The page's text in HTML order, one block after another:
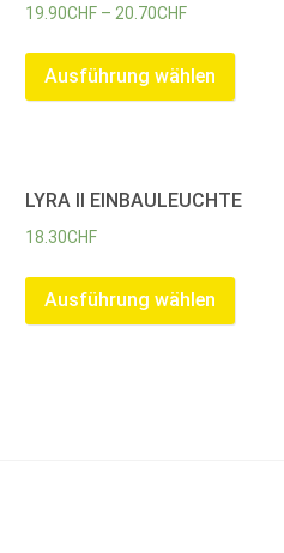
19.90CHF– 20.70CHF
Ausführung wählen
LYRA II EINBAULEUCHTE
18.30CHF
Ausführung wählen